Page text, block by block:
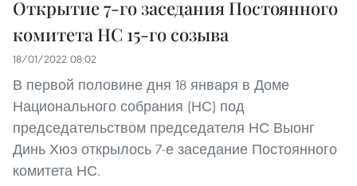
Открытие 7-го заседания Постоянного
комитета НС 15-го созыва
18/01/2022 08:02
В первой половине дня 18 января в Доме
Национального собрания (НС) под
председательством председателя НС Выонг
Динь Хюэ открылось 7-е заседание Постоянного
комитета НС.